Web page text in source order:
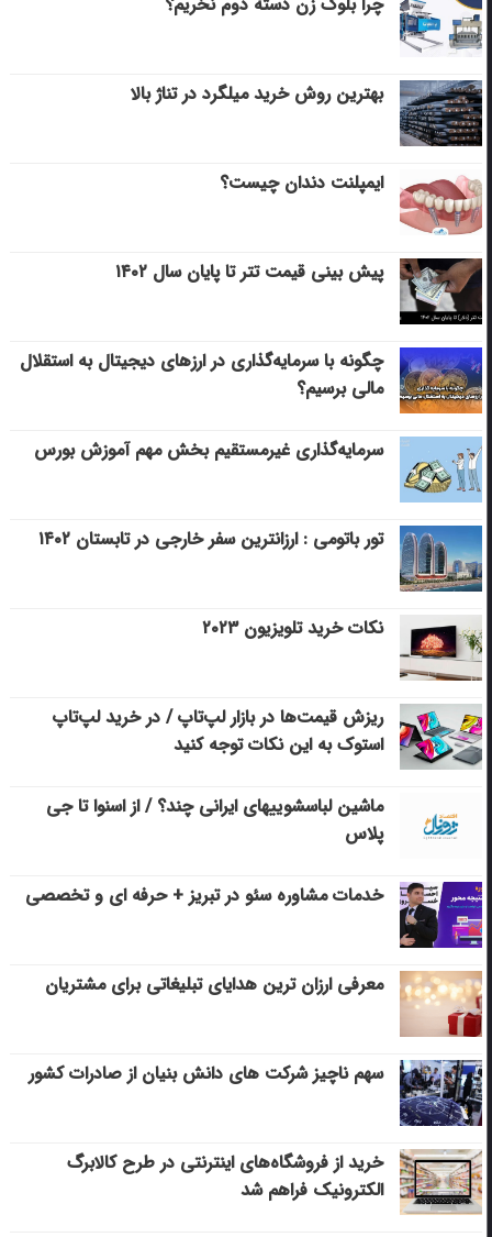
بهترین روش خرید میلگرد در تناژ بالا
ایمپلنت دندان چیست؟
پیش بینی قیمت تتر تا پایان سال ۱۴۰۲
چگونه با سرمایه‌گذاری در ارزهای دیجیتال به استقلال
مالی برسیم؟
سرمایه‌گذاری غیرمستقیم بخش مهم آموزش بورس
تور باتومی : ارزانترین سفر خارجی در تابستان ۱۴۰۲
نکات خرید تلویزیون ۲۰۲۳
ریزش قیمت‌ها در بازار لپ‌تاپ / در خرید لپ‌تاپ
استوک به این نکات توجه کنید
ماشین لباسشویی‎های ایرانی چند؟ / از اسنوا تا جی
پلاس
خدمات مشاوره سئو در تبریز + حرفه ای و تخصصی
معرفی ارزان ترین هدایای تبلیغاتی برای مشتریان
سهم ناچیز شرکت های دانش بنیان از صادرات کشور
خرید از فروشگاه‌های اینترنتی در طرح کالابرگ
الکترونیک فراهم شد